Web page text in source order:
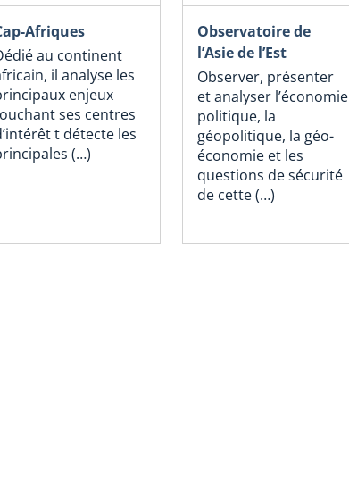
Afriques
au continent
il analyse les
enjeux
ses centres
t détecte les
(…)
Observatoire de
l’Asie de l’Est
Observer, présenter
et analyser l’économie
politique, la
géopolitique, la géo-
économie et les
questions de sécurité
de cette (…)